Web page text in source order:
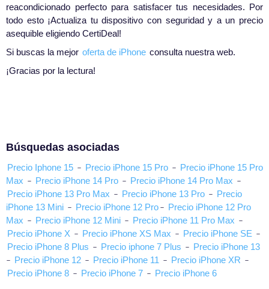
reacondicionado perfecto para satisfacer tus necesidades. Por
todo esto ¡Actualiza tu dispositivo con seguridad y a un precio
asequible eligiendo CertiDeal!
Si buscas la mejor oferta de iPhone consulta nuestra web.
¡Gracias por la lectura!
Búsquedas asociadas
Precio Iphone 15 - Precio iPhone 15 Pro - Precio iPhone 15 Pro
Max - Precio iPhone 14 Pro - Precio iPhone 14 Pro Max -
Precio iPhone 13 Pro Max - Precio iPhone 13 Pro - Precio
iPhone 13 Mini - Precio iPhone 12 Pro- Precio iPhone 12 Pro
Max - Precio iPhone 12 Mini - Precio iPhone 11 Pro Max -
Precio iPhone X - Precio iPhone XS Max - Precio iPhone SE -
Precio iPhone 8 Plus - Precio iphone 7 Plus - Precio iPhone 13
- Precio iPhone 12 - Precio iPhone 11 - Precio iPhone XR -
Precio iPhone 8 - Precio iPhone 7 - Precio iPhone 6